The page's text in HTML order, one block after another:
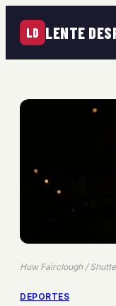
LD LENTE
Huw Fairclough /
DEPORTES